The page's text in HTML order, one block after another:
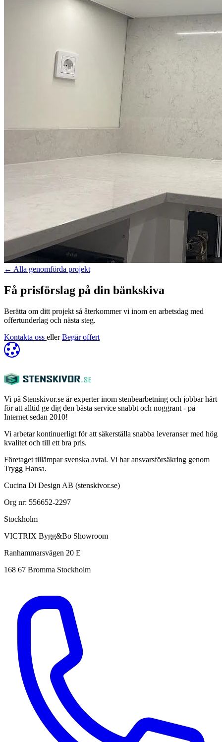
← Alla genomförda projekt
Få prisförslag på din bänkskiva
Berätta om ditt projekt så återkommer vi inom en arbetsdag med
offertunderlag och nästa steg.
Kontakta oss eller Begär offert
Vi på Stenskivor.se är experter inom stenbearbetning och jobbar hårt
för att alltid ge dig den bästa service snabbt och noggrant - på
Internet sedan 2010!
Vi arbetar kontinuerligt för att säkerställa snabba leveranser med hög
kvalitet och till ett bra pris.
Företaget tillämpar svenska avtal. Vi har ansvarsförsäkring genom
Trygg Hansa.
Cucina Di Design AB (stenskivor.se)
Org nr: 556652-2297
Stockholm
VICTRIX Bygg&Bo Showroom
Ranhammarsvägen 20 E
168 67 Bromma Stockholm